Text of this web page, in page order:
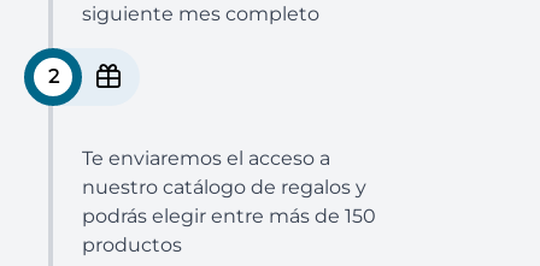
siguiente mes completo
2
Te enviaremos el acceso a
nuestro catálogo de regalos y
podrás elegir entre más de 150
productos